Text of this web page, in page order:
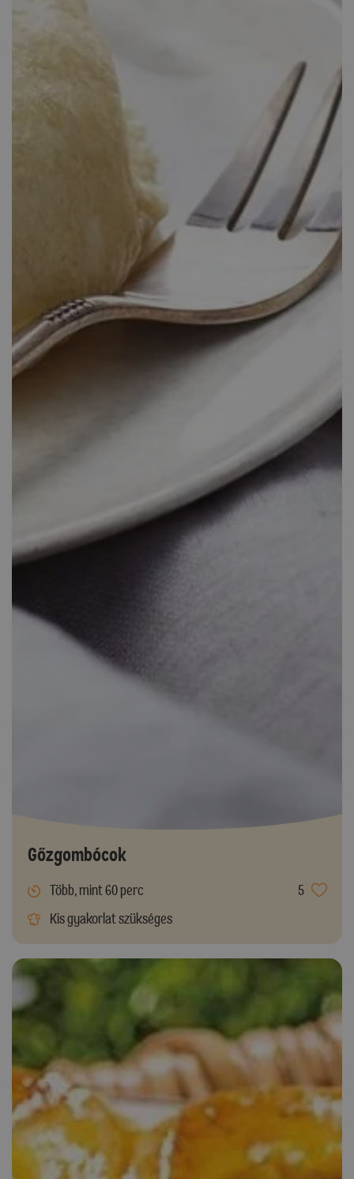
Gőzgombócok
Több, mint 60 perc
5
Kis gyakorlat szükséges